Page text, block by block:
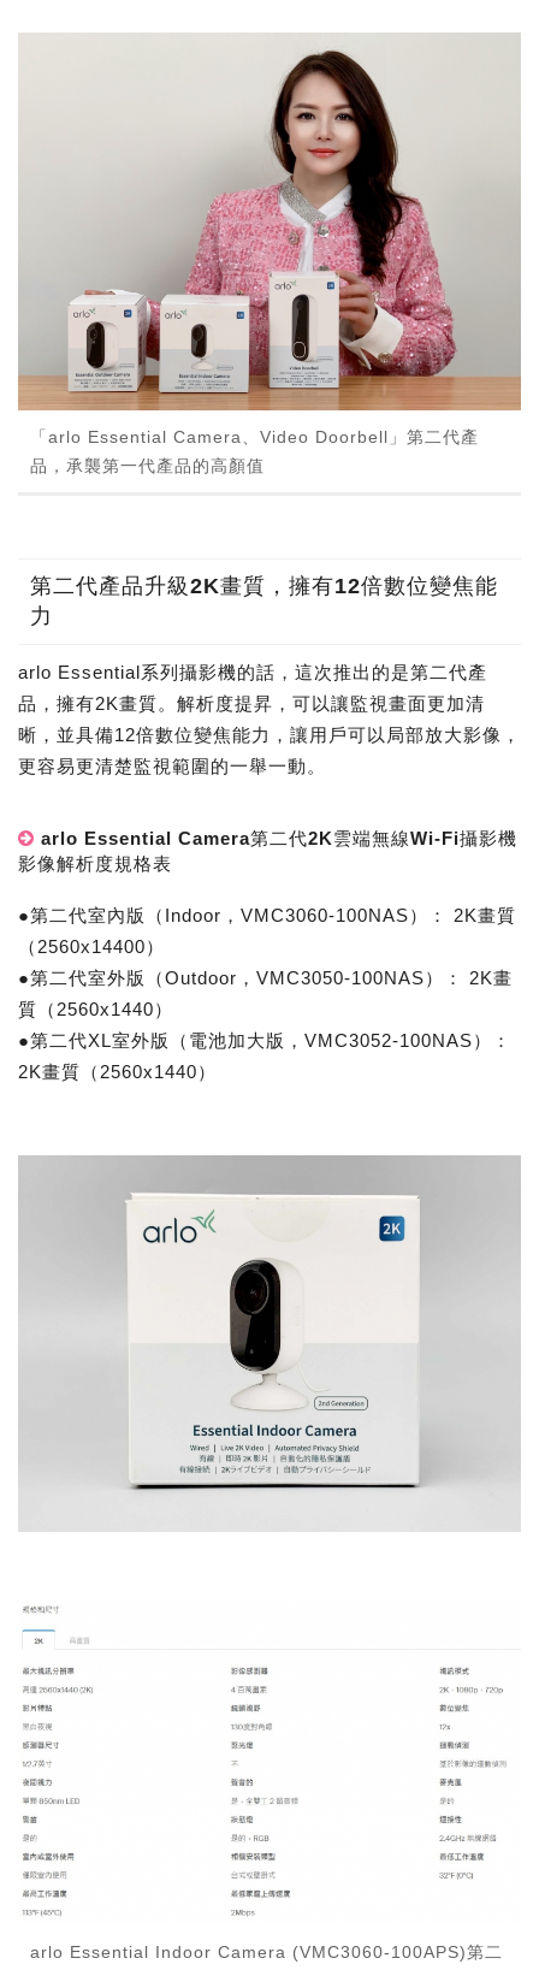
「arlo Essential Camera、Video Doorbell」第二代產
品，承襲第一代產品的高顏值
第二代產品升級2K畫質，擁有12倍數位變焦能
力
arlo Essential系列攝影機的話，這次推出的是第二代產
品，擁有2K畫質。解析度提昇，可以讓監視畫面更加清
晰，並具備12倍數位變焦能力，讓用戶可以局部放大影像，
更容易更清楚監視範圍的一舉一動。
arlo Essential Camera第二代2K雲端無線Wi-Fi攝影機
影像解析度規格表
●第二代室內版（Indoor，VMC3060-100NAS）： 2K畫質
（2560x14400）
●第二代室外版（Outdoor，VMC3050-100NAS）： 2K畫
質（2560x1440）
●第二代XL室外版（電池加大版，VMC3052-100NAS）：
2K畫質（2560x1440）
arlo Essential Indoor Camera (VMC3060-100APS)第二